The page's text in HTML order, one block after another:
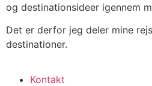
og destinationsideer igennem
Det er derfor jeg deler mine
destinationer.
Kontakt